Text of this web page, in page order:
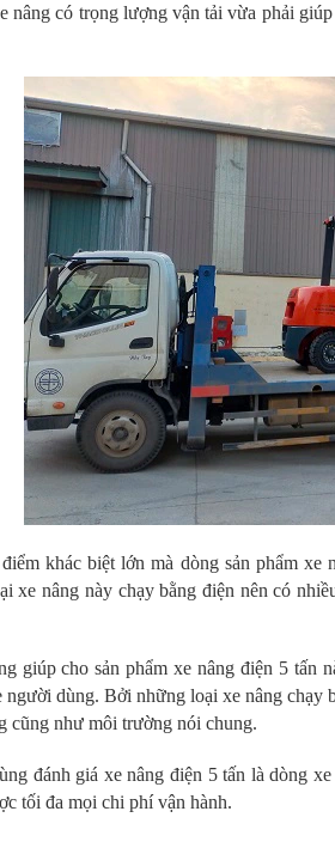
nâng có trọng lượng vận tải vừa phải
khác biệt lớn mà dòng sản phẩm
xe nâng này chạy bằng điện nên có
giúp cho sản phẩm xe nâng điện 5
người dùng. Bởi những loại xe nâng chạy
cũng như môi trường nói chung.
đánh giá xe nâng điện 5 tấn là dòng
tối đa mọi chi phí vận hành.